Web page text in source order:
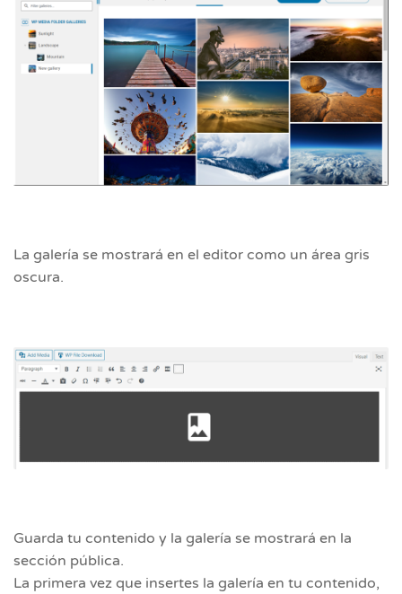
La galería se mostrará en el editor como un área gris
oscura.
Guarda tu contenido y la galería se mostrará en la
sección pública.
La primera vez que insertes la galería en tu contenido,